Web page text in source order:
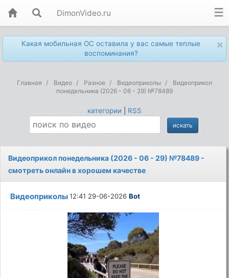
DimonVideo.ru
×
Какая мобильная ОС оставила у вас самые теплые
воспоминания?
Главная Видео Разное Видеоприколы
Видеоприкол
понедельника (2026 - 06 - 29) №78489
категории RSS
Видеоприкол понедельника (2026 - 06 - 29) №78489 -
смотреть онлайн в хорошем качестве
Видеоприколы12:41 29-06-2026Bot